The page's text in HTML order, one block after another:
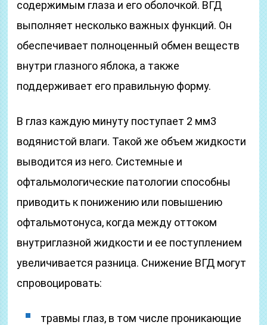
содержимым глаза и его оболочкой. ВГД
выполняет несколько важных функций. Он
обеспечивает полноценный обмен веществ
внутри глазного яблока, а также
поддерживает его правильную форму.
В глаз каждую минуту поступает 2 мм3
водянистой влаги. Такой же объем жидкости
выводится из него. Системные и
офтальмологические патологии способны
приводить к понижению или повышению
офтальмотонуса, когда между оттоком
внутриглазной жидкости и ее поступлением
увеличивается разница. Снижение ВГД могут
спровоцировать:
травмы глаз, в том числе проникающие